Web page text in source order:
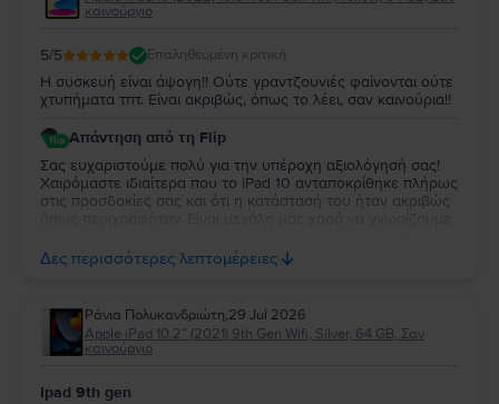
καινούργιο
5/5 Επαληθευμένη κριτική
Η συσκευή είναι άψογη!! Ούτε γραντζουνιές φαίνονται ούτε
χτυπήματα τπτ. Είναι ακριβώς, όπως το λέει, σαν καινούρια!!
Απάντηση από τη Flip
Σας ευχαριστούμε πολύ για την υπέροχη αξιολόγησή σας!
Χαιρόμαστε ιδιαίτερα που το iPad 10 ανταποκρίθηκε πλήρως
στις προσδοκίες σας και ότι η κατάστασή του ήταν ακριβώς
ευχαριστούμε για την εμπιστοσύνη σας και ευχόμαστε να
χαρείτε τη νέα σας συσκευή!
Δες περισσότερες λεπτομέρειες
Ράνια Πολυκανδριώτη,29 Jul 2026
Apple iPad 10.2” (2021) 9th Gen Wifi, Silver, 64 GB, Σαν
καινούργιο
Ipad 9th gen